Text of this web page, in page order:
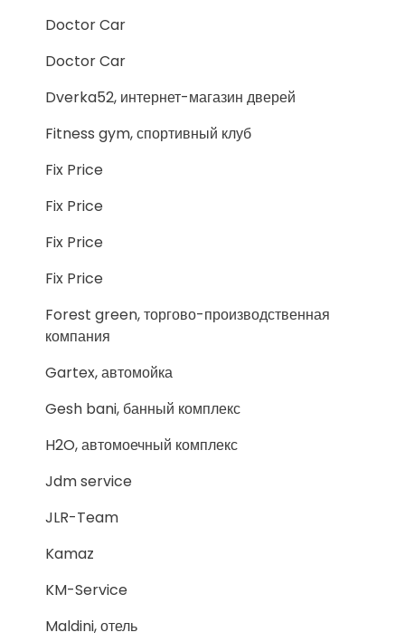
Doctor Car
Doctor Car
Dverka52, интернет-магазин дверей
Fitness gym, спортивный клуб
Fix Price
Fix Price
Fix Price
Fix Price
Forest green, торгово-производственная
компания
Gartex, автомойка
Gesh bani, банный комплекс
H2O, автомоечный комплекс
Jdm service
JLR-Team
Kamaz
KM-Service
Maldini, отель